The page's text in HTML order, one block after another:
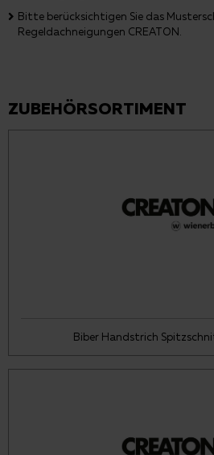
Bitte berücksichtigen Sie das
Regeldachneigungen CREATON.
ZUBEHÖRSORTIMENT
Biber Handstrich